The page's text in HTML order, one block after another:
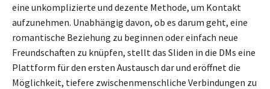
eine unkomplizierte und dezente Methode, um Kontakt
aufzunehmen. Unabhängig davon, ob es darum geht, eine
romantische Beziehung zu beginnen oder einfach neue
Freundschaften zu knüpfen, stellt das Sliden in die DMs eine
Plattform für den ersten Austausch dar und eröffnet die
Möglichkeit, tiefere zwischenmenschliche Verbindungen zu